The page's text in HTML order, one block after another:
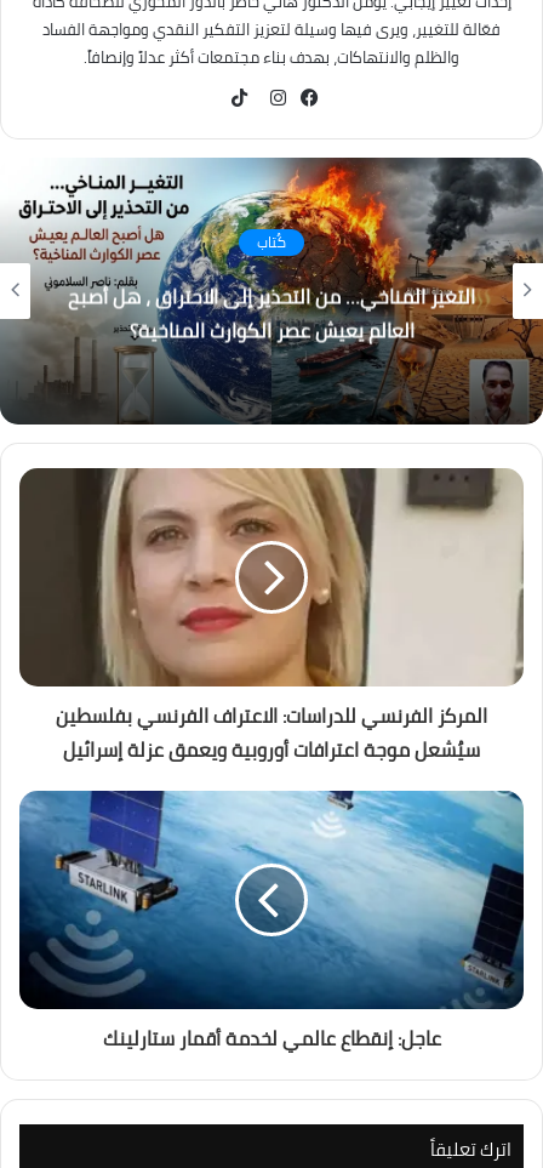
فعّالة للتغيير، ويرى فيها وسيلة لتعزيز التفكير النقدي ومواجهة الفساد
والظلم والانتهاكات، بهدف بناء مجتمعات أكثر عدلاً وإنصافاً.
كُتاب
التغير المناخي… من التحذير إلى الاحتراق ، هل أصبح
العالم يعيش عصر الكوارث المناخية؟
المركز الفرنسي للدراسات: الاعتراف الفرنسي بفلسطين
سيُشعل موجة اعترافات أوروبية ويعمق عزلة إسرائيل
عاجل: إنقطاع عالمي لخدمة أقمار ستارلينك
اترك تعليقاً